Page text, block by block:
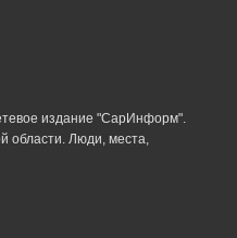
издание "СарИнформ".
области. Люди, места,